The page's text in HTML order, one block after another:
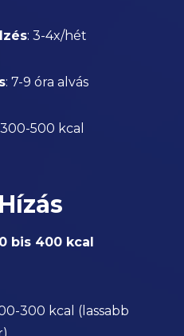
: 3-4x/hét
: 7-9 óra alvás
300-500 kcal
bis 400 kcal
300 kcal (lassabb